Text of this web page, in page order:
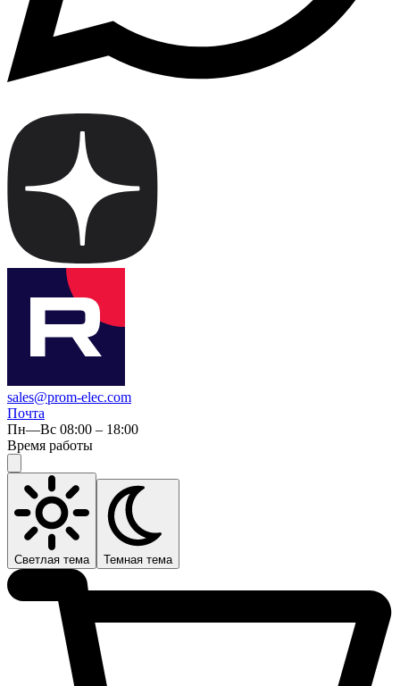
sales@prom-elec.com
Почта
Пн—Вс 08:00 – 18:00
Время работы
Светлая тема Темная тема